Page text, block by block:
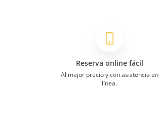
Reserva online fácil
Al mejor precio y con asistencia en
línea.